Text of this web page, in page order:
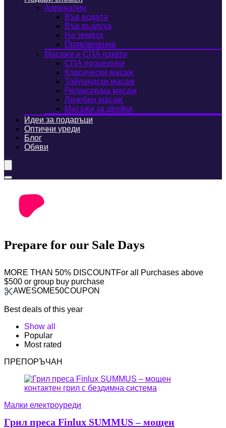
Адреналин
Във водата
Във въздуха
На земята
Приключение
Масажи и СПА пакети
СПА процедури
Класически масаж
Тайландски масаж
Релаксиращ масаж
Лечебен масаж
Масажи за двойки
Идеи за подаръци
Оптични уреди
Блог
Обяви
Prepare for our Sale Days
MORE THAN 50% DISCOUNTFor all Purchases above
$500 or group buy purchase
AWESOME50COUPON
Best deals of this year
Show all
Popular
Most rated
ПРЕПОРЪЧАН
Малки електроуреди
Грил преса Finlux SUMMUS – мощен